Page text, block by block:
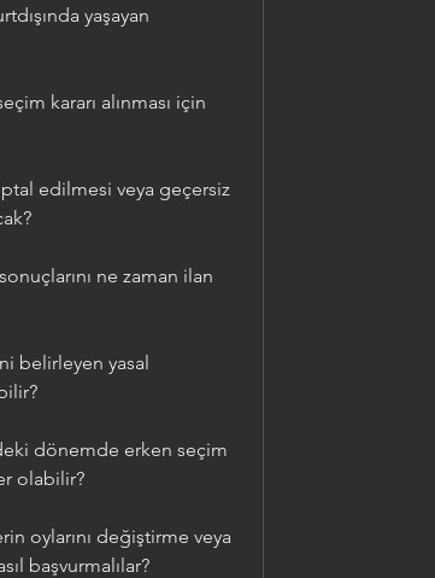
yaşayan
kararı alınması için
edilmesi veya geçersiz
ne zaman ilan
belirleyen yasal
dönemde erken seçim
olabilir?
oylarını değiştirme veya
başvurmalılar?